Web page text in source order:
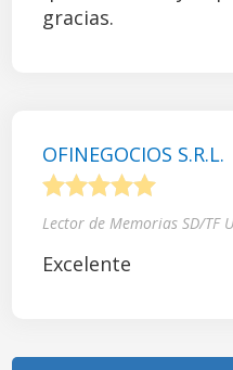
gracias.
OFINEGOCIOS S.R.L.
Lector de Memorias SD/TF
Excelente